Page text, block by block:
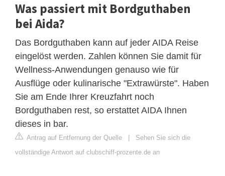
Was passiert mit Bordguthaben
bei Aida?
Das Bordguthaben kann auf jeder AIDA Reise
eingelöst werden. Zahlen können Sie damit für
Wellness-Anwendungen genauso wie für
Ausflüge oder kulinarische "Extrawürste". Haben
Sie am Ende Ihrer Kreuzfahrt noch
Bordguthaben rest, so erstattet AIDA Ihnen
dieses in bar.
Antrag auf Entfernung der Quelle
Sehen Sie sich die
vollständige Antwort auf clubschiff-prozente.de an